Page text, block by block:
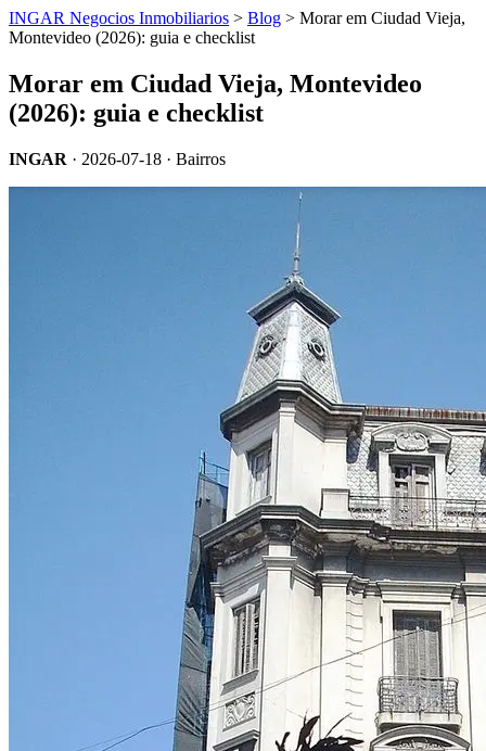
INGAR Negocios Inmobiliarios > Blog > Morar em Ciudad Vieja,
Montevideo (2026): guia e checklist
Morar em Ciudad Vieja, Montevideo
(2026): guia e checklist
INGAR · 2026-07-18 · Bairros